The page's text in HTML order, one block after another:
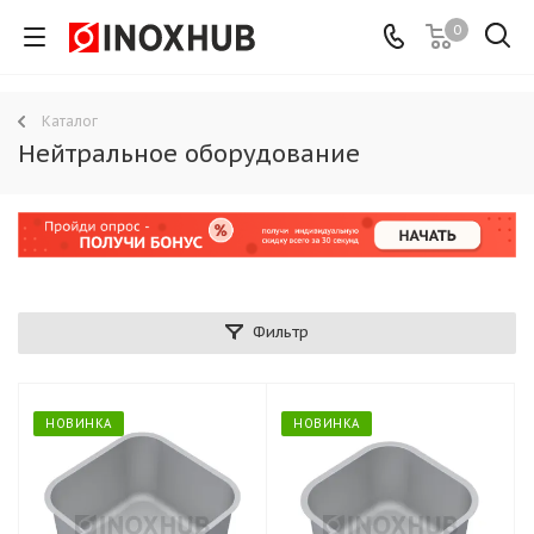
0
Каталог
Нейтральное оборудование
Фильтр
НОВИНКА НОВИНКА